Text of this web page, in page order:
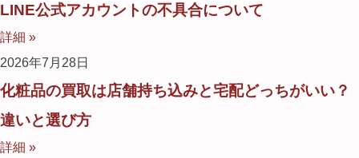
LINE公式アカウントの不具合について
詳細 »
2026年7月28日
化粧品の買取は店舗持ち込みと宅配どっちがいい？
違いと選び方
詳細 »